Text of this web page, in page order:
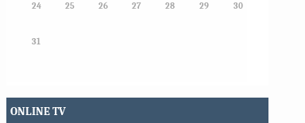
24 25 26 27 28 29 30
31
ONLINE TV